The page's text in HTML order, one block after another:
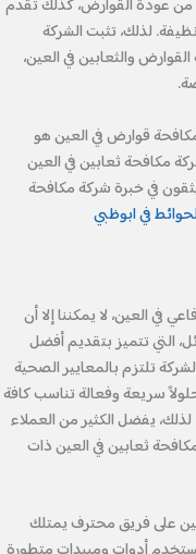
من عودة القوارض، كذلك تقدم
لذلك، تثبت الشركة
والثعابين في العين،
قوارض في العين هو
مكافحة ثعابين في العين
في خبرة شركة مكافحة
في ابوظبي
العين، لا يمكننا إلا أن
التي تتميز بتقديم أفضل
تلتزم بالمعايير الصحية
سريعة وفعالة تناسب كافة
يفضل الكثير من العملاء
ثعابين في العين ذات
على فريق محترف يمتلك